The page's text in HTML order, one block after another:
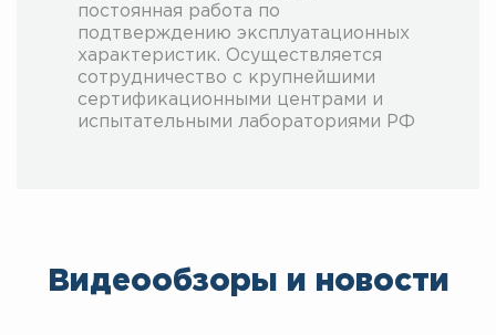
постоянная работа по
подтверждению эксплуатационных
характеристик. Осуществляется
сотрудничество с крупнейшими
сертификационными центрами и
испытательными лабораториями РФ
Видеообзоры и новости